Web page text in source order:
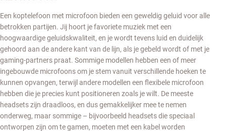
Een koptelefoon met microfoon bieden een geweldig geluid voor alle
betrokken partijen. Jij hoort je favoriete muziek met een
hoogwaardige geluidskwaliteit, en je wordt tevens luid en duidelijk
gehoord aan de andere kant van de lijn, als je gebeld wordt of met je
gaming-partners praat. Sommige modellen hebben een of meer
ingebouwde microfoons om je stem vanuit verschillende hoeken te
kunnen opvangen, terwijl andere modellen een flexibele microfoon
hebben die je precies kunt positioneren zoals je wilt. De meeste
headsets zijn draadloos, en dus gemakkelijker mee te nemen
onderweg, maar sommige – bijvoorbeeld headsets die speciaal
ontworpen zijn om te gamen, moeten met een kabel worden